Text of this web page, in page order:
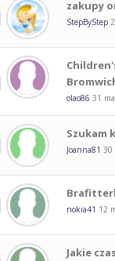
zakupy
StepByStep
olao86 31
Szukam
Joanna81 30
nokia41 12
Jakie